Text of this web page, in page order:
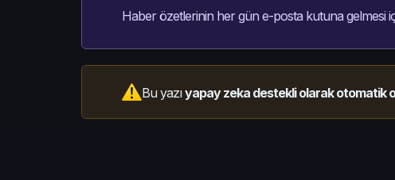
Haber özetlerinin her gün e-posta kutuna gelmesi
Bu yazıyapay zeka destekli olarak otomatik